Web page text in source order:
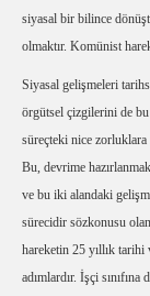
siyasal bir bilince
olmaktır. Komünist
Siyasal gelişmeleri
örgütsel çizgilerini de
süreçteki nice zorluklara
Bu, devrime
ve bu iki alandaki
sürecidir sözkonusu
hareketin 25 yıllık tarihi
adımlardır. İşçi